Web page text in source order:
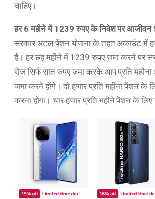
चाहिए।
हर 6 महीने में 1239 रुपए के निवेश पर आजीवन
सरकार अटल पेंशन योजना के तहत अकाउंट में
है। हर छह महीने में 1239 रुपए जमा करने पर
रोज सिर्फ सात रुपए जमा करके आप प्रति
जमा करने होंगे। दो हजार प्रति महीना पेंशन के
करना होगा। चार हजार प्रति महीने पेंशन के